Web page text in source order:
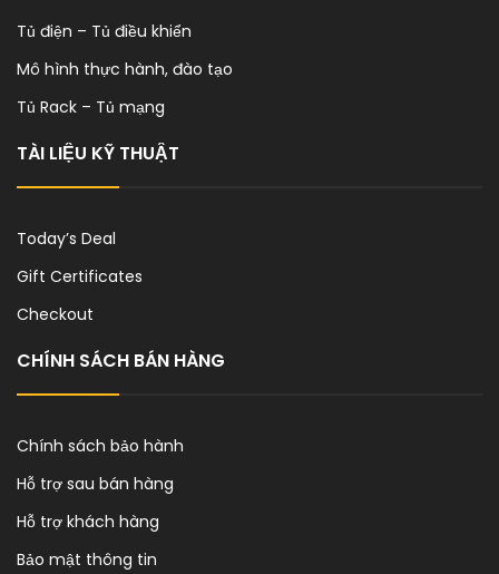
Tủ điện – Tủ điều khiển
Mô hình thực hành, đào tạo
Tủ Rack – Tủ mạng
TÀI LIỆU KỸ THUẬT
Today’s Deal
Gift Certificates
Checkout
CHÍNH SÁCH BÁN HÀNG
Chính sách bảo hành
Hỗ trợ sau bán hàng
Hỗ trợ khách hàng
Bảo mật thông tin